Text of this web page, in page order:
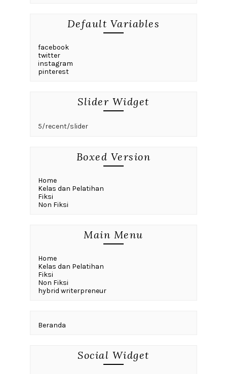
Default Variables
facebook
twitter
instagram
pinterest
Slider Widget
5/recent/slider
Boxed Version
Home
Kelas dan Pelatihan
Fiksi
Non Fiksi
Main Menu
Home
Kelas dan Pelatihan
Fiksi
Non Fiksi
hybrid writerpreneur
Beranda
Social Widget